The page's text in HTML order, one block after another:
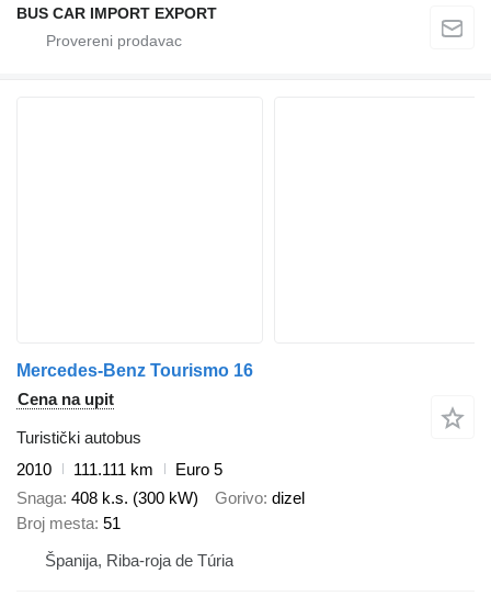
BUS CAR IMPORT EXPORT
Mercedes-Benz Tourismo 16
Cena na upit
Turistički autobus
2010
111.111 km
Euro 5
Snaga 408 k.s. (300 kW) Gorivo dizel
Broj mesta 51
Španija, Riba-roja de Túria